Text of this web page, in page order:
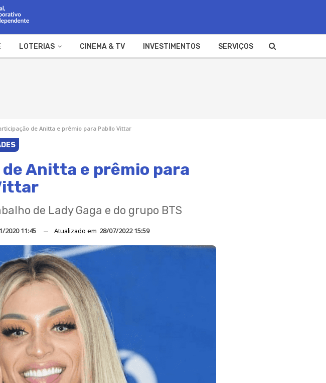
LOTERIAS CINEMA & TV INVESTIMENTOS SERVIÇOS
de Anitta e prêmio para Pabllo Vittar
Anitta e prêmio para
de Lady Gaga e do grupo BTS
2020 11:45 Atualizado em 28/07/2022 15:59